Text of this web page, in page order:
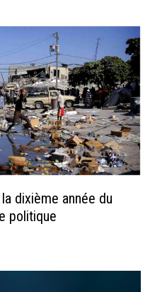
dixième année du
politique